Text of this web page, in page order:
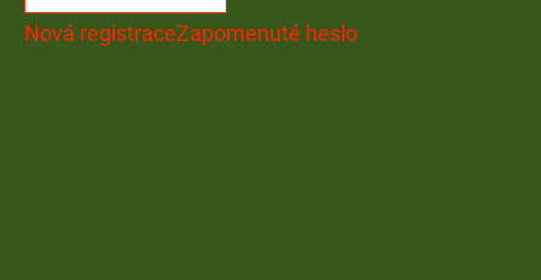
Nová registraceZapomenuté heslo